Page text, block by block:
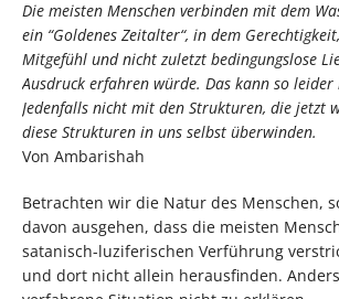
Die meisten Menschen verbinden mit dem
ein “Goldenes Zeitalter“, in dem
Mitgefühl und nicht zuletzt bedingungslose
Ausdruck erfahren würde. Das kann so leider
Jedenfalls nicht mit den Strukturen, die jetzt
diese Strukturen in uns selbst überwinden.
Von Ambarishah
Betrachten wir die Natur des Menschen,
davon ausgehen, dass die meisten
satanisch-luziferischen Verführung
und dort nicht allein herausfinden.